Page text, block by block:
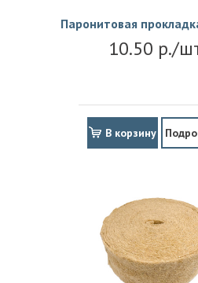
Паронитовая
10.50 р./
В корзину